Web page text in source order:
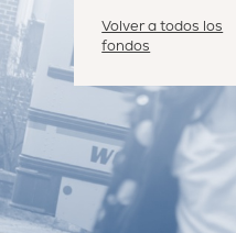
Volver a todos los
fondos